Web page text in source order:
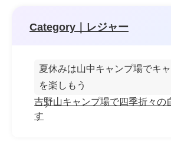
Category｜レジャー
夏休みは山中キャンプ場でキ
を楽しもう
吉野山キャンプ場で四季折々の
す